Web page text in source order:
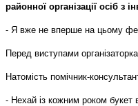
районної організації осіб з
- Я вже не вперше на цьому
Перед виступами
Натомість помічник-
- Нехай із кожним роком букет